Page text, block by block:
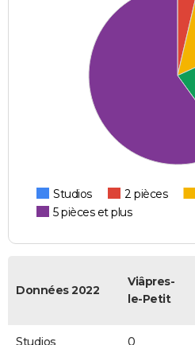
Studios 2 pièces
5 pièces et plus
Données 2022
Viâpres-
le-Petit
Studios 0